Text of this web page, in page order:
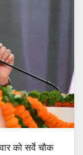
को सर्वे चौक